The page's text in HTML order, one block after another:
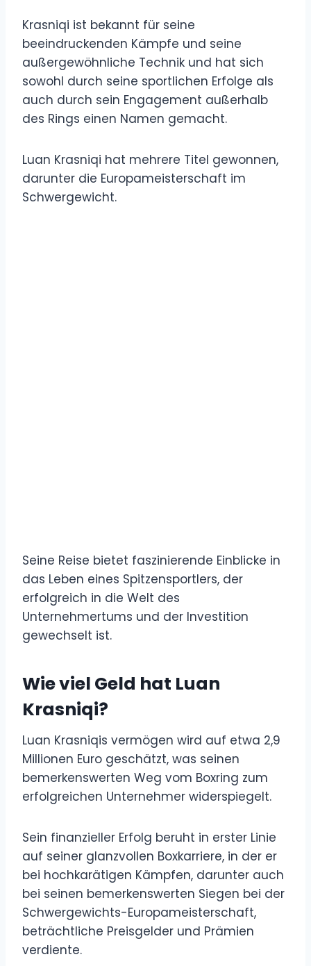
Krasniqi ist bekannt für seine
beeindruckenden Kämpfe und seine
außergewöhnliche Technik und hat sich
sowohl durch seine sportlichen Erfolge als
auch durch sein Engagement außerhalb
des Rings einen Namen gemacht.
Luan Krasniqi hat mehrere Titel gewonnen,
darunter die Europameisterschaft im
Schwergewicht.
Seine Reise bietet faszinierende Einblicke in
das Leben eines Spitzensportlers, der
erfolgreich in die Welt des
Unternehmertums und der Investition
gewechselt ist.
Wie viel Geld hat Luan
Krasniqi?
Luan Krasniqis vermögen wird auf etwa 2,9
Millionen Euro geschätzt, was seinen
bemerkenswerten Weg vom Boxring zum
erfolgreichen Unternehmer widerspiegelt.
Sein finanzieller Erfolg beruht in erster Linie
auf seiner glanzvollen Boxkarriere, in der er
bei hochkarätigen Kämpfen, darunter auch
bei seinen bemerkenswerten Siegen bei der
Schwergewichts-Europameisterschaft,
beträchtliche Preisgelder und Prämien
verdiente.